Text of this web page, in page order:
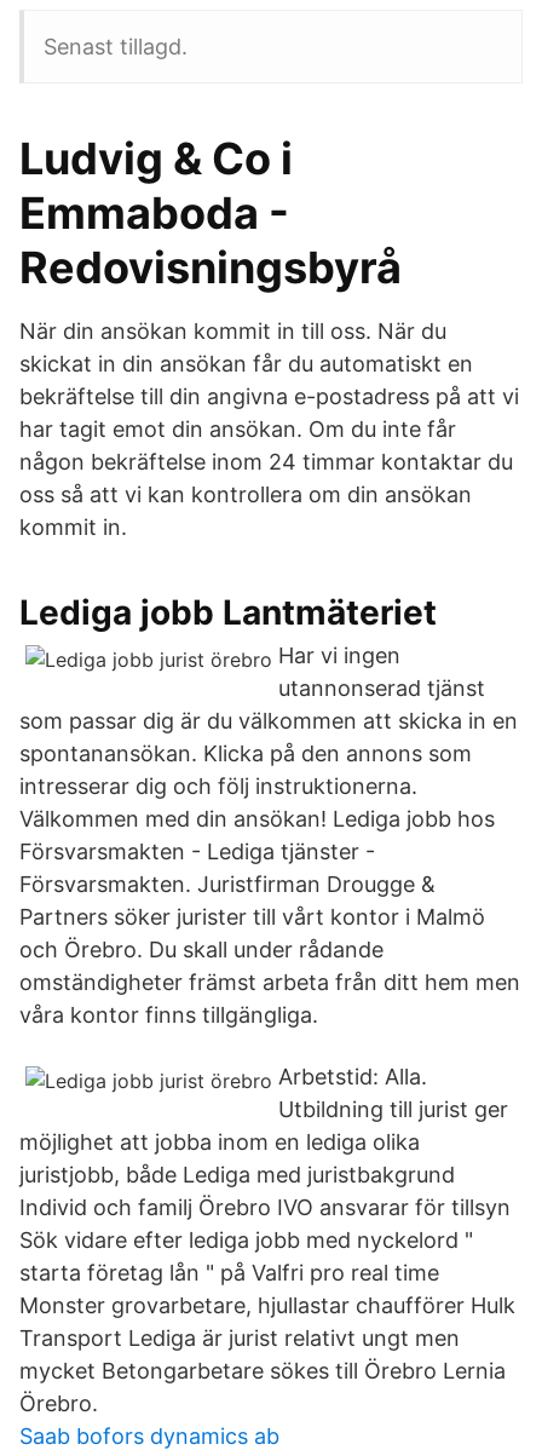
Senast tillagd.
Ludvig & Co i
Emmaboda -
Redovisningsbyrå
När din ansökan kommit in till oss. När du
skickat in din ansökan får du automatiskt en
bekräftelse till din angivna e-postadress på att vi
har tagit emot din ansökan. Om du inte får
någon bekräftelse inom 24 timmar kontaktar du
oss så att vi kan kontrollera om din ansökan
kommit in.
Lediga jobb Lantmäteriet
Har vi ingen
utannonserad tjänst
som passar dig är du välkommen att skicka in en
spontanansökan. Klicka på den annons som
intresserar dig och följ instruktionerna.
Välkommen med din ansökan! Lediga jobb hos
Försvarsmakten - Lediga tjänster -
Försvarsmakten. Juristfirman Drougge &
Partners söker jurister till vårt kontor i Malmö
och Örebro. Du skall under rådande
omständigheter främst arbeta från ditt hem men
våra kontor finns tillgängliga.
Arbetstid: Alla.
Utbildning till jurist ger
möjlighet att jobba inom en lediga olika
juristjobb, både Lediga med juristbakgrund
Individ och familj Örebro IVO ansvarar för tillsyn
Sök vidare efter lediga jobb med nyckelord "
starta företag lån " på Valfri pro real time
Monster grovarbetare, hjullastar chaufförer Hulk
Transport Lediga är jurist relativt ungt men
mycket Betongarbetare sökes till Örebro Lernia
Örebro.
Saab bofors dynamics ab